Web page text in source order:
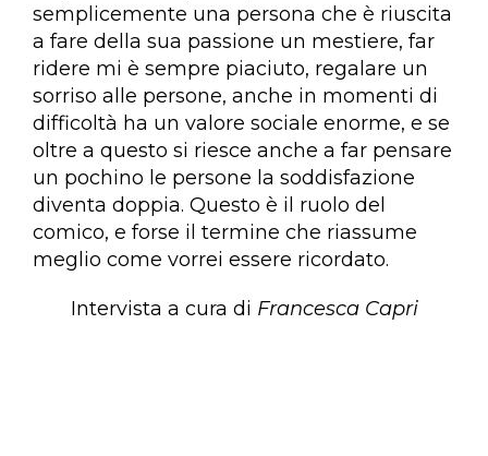
semplicemente una persona che è riuscita
a fare della sua passione un mestiere, far
ridere mi è sempre piaciuto, regalare un
sorriso alle persone, anche in momenti di
difficoltà ha un valore sociale enorme, e se
oltre a questo si riesce anche a far pensare
un pochino le persone la soddisfazione
diventa doppia. Questo è il ruolo del
comico, e forse il termine che riassume
meglio come vorrei essere ricordato.
Intervista a cura di Francesca Capri